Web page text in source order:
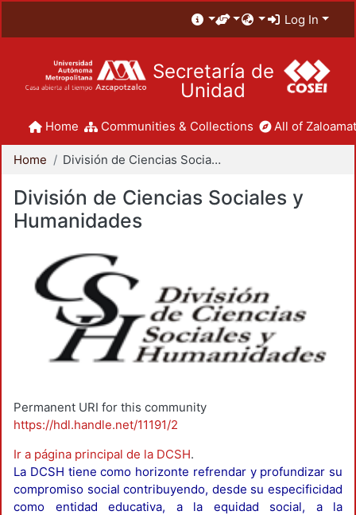
Log In
Secretaría de
Unidad
Home Communities & Collections All of
Home División de Ciencias Sociales y Humanidades
División de Ciencias Sociales y
Humanidades
Permanent URI for this community
https://hdl.handle.net/11191/2
Ir a página principal de la DCSH.
La DCSH tiene como horizonte refrendar y profundizar su
compromiso social contribuyendo, desde su especificidad
como entidad educativa, a la equidad social, a la